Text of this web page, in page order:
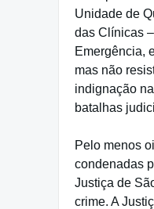
Unidade de
das Clínicas
Emergência,
mas não
indignação
batalhas
Pelo menos
condenadas
Justiça de
crime. A